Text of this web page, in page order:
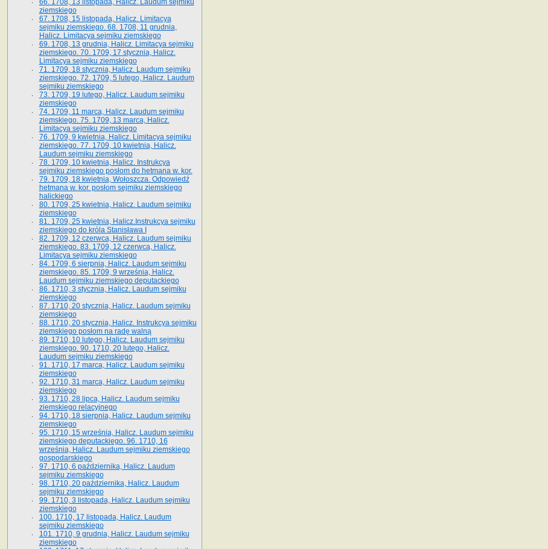
66. 1708, 13 listopada, Halicz. Laudum sejmiku
ziemskiego
67. 1708, 15 listopada, Halicz. Limitacya
sejmiku ziemskiego. 68. 1708, 11 grudnia,
Halicz. Limitacya sejmiku ziemskiego
69. 1708, 13 grudnia, Halicz. Limitacya sejmiku
ziemskiego. 70. 1709, 17 stycznia, Halicz.
Limitacya sejmiku ziemskiego
71. 1709, 18 stycznia, Halicz. Laudum sejmiku
ziemskiego. 72. 1709, 5 lutego, Halicz. Laudum
sejmiku ziemskiego
73. 1709, 19 lutego, Halicz. Laudum sejmiku
ziemskiego
74. 1709, 11 marca, Halicz. Laudum sejmiku
ziemskiego. 75. 1709, 13 marca, Halicz.
Limitacya sejmiku ziemskiego
76. 1709, 9 kwietnia, Halicz. Limitacya sejmiku
ziemskiego. 77. 1709, 10 kwietnia, Halicz.
Laudum sejmiku ziemskiego
78. 1709, 10 kwietnia, Halicz. Instrukcya
sejmiku ziemskiego posłom do hetmana w. kor.
79. 1709, 18 kwietnia, Wołoszcza. Odpowiedź
hetmana w. kor. posłom sejmiku ziemskiego
halickiego
80. 1709, 25 kwietnia, Halicz. Laudum sejmiku
ziemskiego
81. 1709, 25 kwietnia, Halicz.Instrukcya sejmiku
ziemskiego do króla Stanisława I
82. 1709, 12 czerwca, Halicz. Laudum sejmiku
ziemskiego. 83. 1709, 12 czerwca, Halicz.
Limitacya sejmiku ziemskiego
84. 1709, 6 sierpnia, Halicz. Laudum sejmiku
ziemskiego. 85. 1709, 9 września, Halicz.
Laudum sejmiku ziemskiego deputackiego
86. 1710, 3 stycznia, Halicz. Laudum sejmiku
ziemskiego
87. 1710, 20 stycznia, Halicz. Laudum sejmiku
ziemskiego
88. 1710, 20 stycznia, Halicz. Instrukcya sejmiku
ziemskiego posłom na radę walną
89. 1710, 10 lutego, Halicz. Laudum sejmiku
ziemskiego. 90. 1710, 20 lutego, Halicz.
Laudum sejmiku ziemskiego
91. 1710, 17 marca, Halicz. Laudum sejmiku
ziemskiego
92. 1710, 31 marca, Halicz. Laudum sejmiku
ziemskiego
93. 1710, 28 lipca, Halicz. Laudum sejmiku
ziemskiego relacyjnego
94. 1710, 18 sierpnia, Halicz. Laudum sejmiku
ziemskiego
95. 1710, 15 września, Halicz. Laudum sejmiku
ziemskiego deputackiego. 96. 1710, 16
września, Halicz. Laudum sejmiku ziemskiego
gospodarskiego
97. 1710, 6 października, Halicz. Laudum
sejmiku ziemskiego
98. 1710, 20 października, Halicz. Laudum
sejmiku ziemskiego
99. 1710, 3 listopada, Halicz. Laudum sejmiku
ziemskiego
100. 1710, 17 listopada, Halicz. Laudum
sejmiku ziemskiego
101. 1710, 9 grudnia, Halicz. Laudum sejmiku
ziemskiego